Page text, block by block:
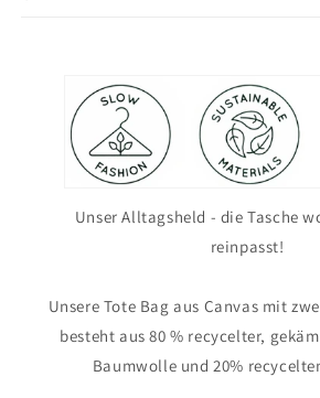
Unser Alltagsheld - die Tasche
reinpasst!
Unsere Tote Bag aus Canvas mit
besteht aus 80 % recycelter,
Baumwolle und 20%